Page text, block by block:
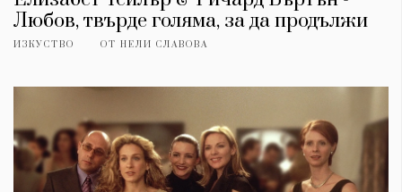
Любов, твърде голяма, за да продължи
ИЗКУСТВО ОТ НЕЛИ СЛАВОВА